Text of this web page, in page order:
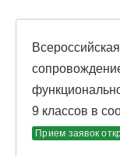
9 классов в
Прием заявок